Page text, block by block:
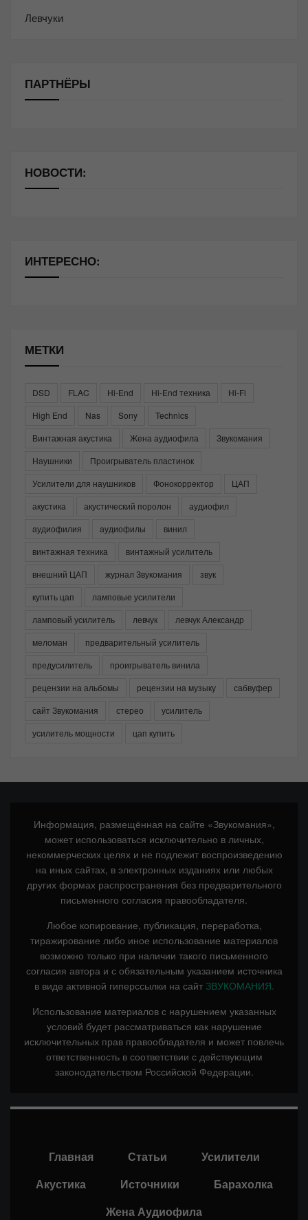
Левчуки
ПАРТНЁРЫ
НОВОСТИ:
ИНТЕРЕСНО:
МЕТКИ
DSD FLAC Hi-End Hi-End техника
Hi-Fi
High End
Nas Sony
Technics
Винтажная акустика
Жена аудиофила
Звукомания
Наушники
Проигрыватель пластинок
Усилители для наушников
Фонокорректор
ЦАП
акустика
акустический поролон
аудиофил
аудиофилия
аудиофилы
винил
винтажная техника
винтажный усилитель
внешний ЦАП
журнал Звукомания
звук
купить цап
ламповые усилители
ламповый усилитель
левчук
левчук Александр
меломан
предварительный усилитель
предусилитель
проигрыватель винила
рецензии на альбомы
рецензии на музыку
сабвуфер
сайт Звукомания
стерео
усилитель
усилитель мощности
цап купить
Информация, размещённая на сайте «Звукомания»,
может использоваться исключительно в личных,
некоммерческих целях и не подлежит воспроизведению
на иных сайтах, в электронных изданиях или любых
других формах распространения без предварительного
письменного согласия правообладателя.
Любое копирование, публикация, переработка,
тиражирование либо иное использование материалов
возможно только при наличии такого письменного
согласия автора и с обязательным указанием источника
в виде активной гиперссылки на сайт ЗВУКОМАНИЯ.
Использование материалов с нарушением указанных
условий будет рассматриваться как нарушение
исключительных прав правообладателя и может повлечь
ответственность в соответствии с действующим
законодательством Российской Федерации.
Главная Статьи
Усилители
Акустика
Источники
Барахолка
Жена Аудиофила